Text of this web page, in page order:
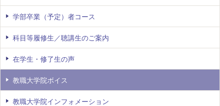
学部卒業（予定）者コース
科目等履修生／聴講生のご案内
在学生・修了生の声
教職大学院ボイス
教職大学院インフォメーション